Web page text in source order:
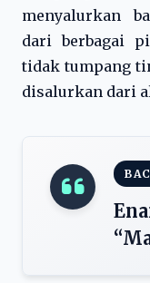
menyalurkan
dari berbagai
tidak tumpang
disalurkan dari